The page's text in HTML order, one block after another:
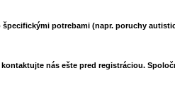
špecifickými potrebami (napr. poruchy
kontaktujte nás ešte pred registráciou.